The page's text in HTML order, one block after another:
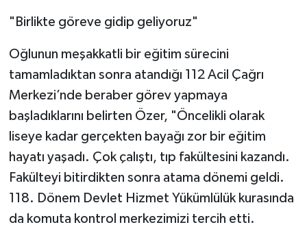
"Birlikte göreve gidip geliyoruz"
Oğlunun meşakkatli bir eğitim sürecini
tamamladıktan sonra atandığı 112 Acil Çağrı
Merkezi’nde beraber görev yapmaya
başladıklarını belirten Özer, "Öncelikli olarak
liseye kadar gerçekten bayağı zor bir eğitim
hayatı yaşadı. Çok çalıştı, tıp fakültesini kazandı.
Fakülteyi bitirdikten sonra atama dönemi geldi.
118. Dönem Devlet Hizmet Yükümlülük kurasında
da komuta kontrol merkezimizi tercih etti.